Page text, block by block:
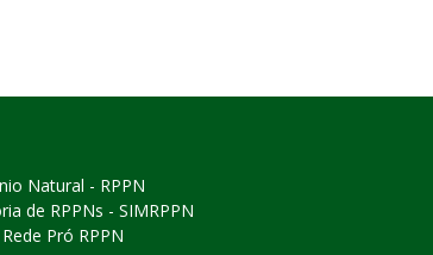
Natural - RPPN
de RPPNs - SIMRPPN
Pró RPPN